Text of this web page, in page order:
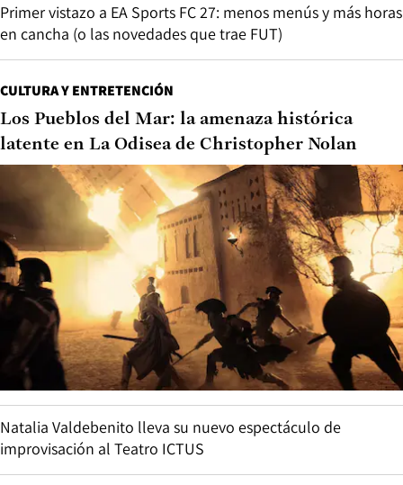
Primer vistazo a EA Sports FC 27: menos menús y más horas
en cancha (o las novedades que trae FUT)
CULTURA Y ENTRETENCIÓN
Los Pueblos del Mar: la amenaza histórica
latente en La Odisea de Christopher Nolan
Natalia Valdebenito lleva su nuevo espectáculo de
improvisación al Teatro ICTUS